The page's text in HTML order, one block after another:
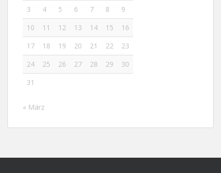
3
4 5 6 7 8
9
10
11 12 13 14 15
16
17
18 19 20 21 22
23
24
25 26 27 28 29
30
31
« März